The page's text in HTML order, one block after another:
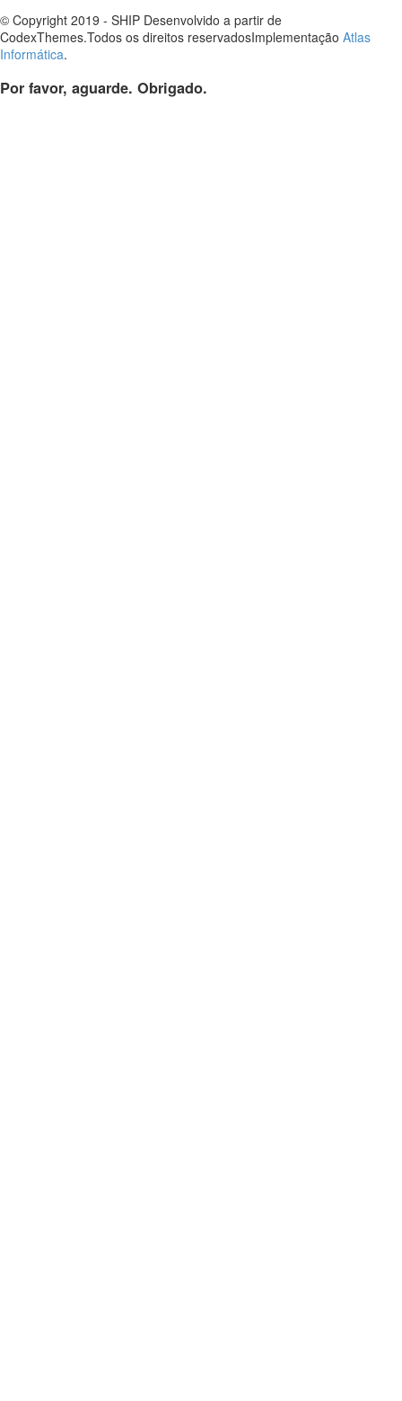
© Copyright 2019 - SHIP Desenvolvido a partir de
CodexThemes.Todos os direitos reservadosImplementação Atlas
Informática.
Por favor, aguarde. Obrigado.